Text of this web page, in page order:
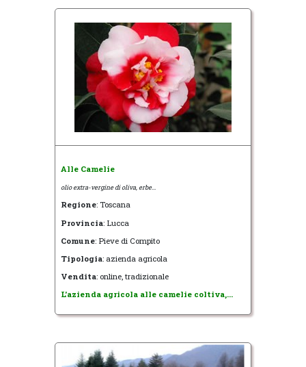
Alle Camelie
olio extra-vergine di oliva, erbe...
Regione: Toscana
Provincia: Lucca
Comune: Pieve di Compito
Tipologia: azienda agricola
Vendita: online, tradizionale
L'azienda agricola alle camelie coltiva,...